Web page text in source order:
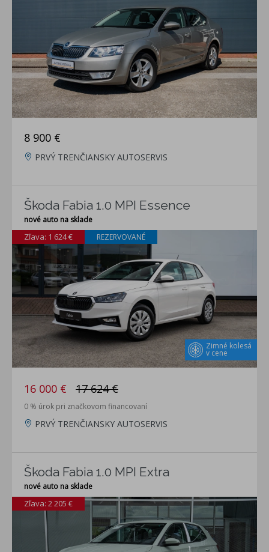
8 900 €
PRVÝ TRENČIANSKY AUTOSERVIS
Škoda Fabia 1.0 MPI Essence
nové auto na sklade
Zimné kolesá
v cene
Zľava: 1 624 € REZERVOVANÉ
16 000 € 17 624 €
0 % úrok pri značkovom financovaní
PRVÝ TRENČIANSKY AUTOSERVIS
Škoda Fabia 1.0 MPI Extra
nové auto na sklade
Zľava: 2 205 €